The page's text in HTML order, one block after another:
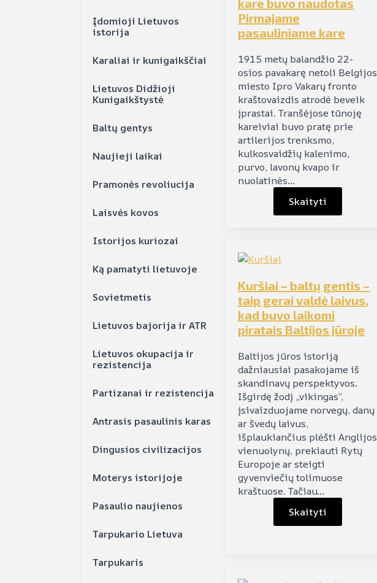
Įdomioji Lietuvos
istorija
Karaliai ir kunigaikščiai
Lietuvos Didžioji
Kunigaikštystė
Baltų gentys
Naujieji laikai
Pramonės revoliucija
Laisvės kovos
Istorijos kuriozai
Ką pamatyti lietuvoje
Sovietmetis
Lietuvos bajorija ir ATR
Lietuvos okupacija ir
rezistencija
Partizanai ir rezistencija
Antrasis pasaulinis karas
Dingusios civilizacijos
Moterys istorijoje
Pasaulio naujienos
Tarpukario Lietuva
Tarpukaris
kare buvo naudotas
Pirmajame
pasauliniame kare
1915 metų balandžio 22-
osios pavakarę netoli Belgijos
miesto Ipro Vakarų fronto
kraštovaizdis atrodė beveik
įprastai. Tranšėjose tūnoję
kareiviai buvo pratę prie
artilerijos trenksmo,
kulkosvaidžių kalenimo,
purvo, lavonų kvapo ir
nuolatinės…
Skaityti
Kuršiai – baltų gentis –
taip gerai valdė laivus,
kad buvo laikomi
piratais Baltijos jūroje
Baltijos jūros istoriją
dažniausiai pasakojame iš
skandinavų perspektyvos.
Išgirdę žodį „vikingas“,
įsivaizduojame norvegų, danų
ar švedų laivus,
išplaukiančius plėšti Anglijos
vienuolynų, prekiauti Rytų
Europoje ar steigti
gyvenviečių tolimuose
kraštuose. Tačiau…
Skaityti